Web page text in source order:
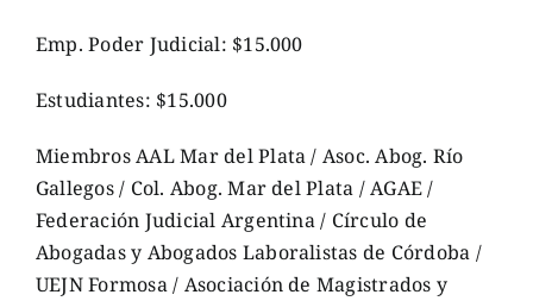
Emp. Poder Judicial: $15.000
Estudiantes: $15.000
Miembros AAL Mar del Plata / Asoc. Abog. Río
Gallegos / Col. Abog. Mar del Plata / AGAE /
Federación Judicial Argentina / Círculo de
Abogadas y Abogados Laboralistas de Córdoba /
UEJN Formosa / Asociación de Magistrados y